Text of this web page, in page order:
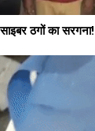
ठगों का सरगना!